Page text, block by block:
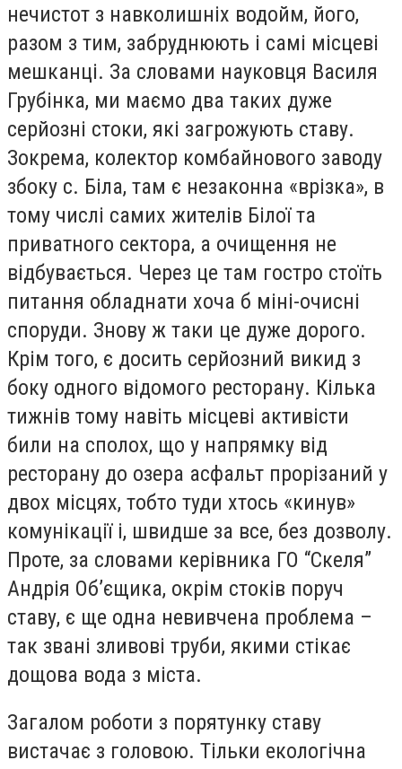
нечистот з навколишніх водойм, його,
разом з тим, забруднюють і самі місцеві
мешканці. За словами науковця Василя
Грубінка, ми маємо два таких дуже
серйозні стоки, які загрожують ставу.
Зокрема, колектор комбайнового заводу
збоку с. Біла, там є незаконна «врізка», в
тому числі самих жителів Білої та
приватного сектора, а очищення не
відбувається. Через це там гостро стоїть
питання обладнати хоча б міні-очисні
споруди. Знову ж таки це дуже дорого.
Крім того, є досить серйозний викид з
боку одного відомого ресторану. Кілька
тижнів тому навіть місцеві активісти
били на сполох, що у напрямку від
ресторану до озера асфальт прорізаний у
двох місцях, тобто туди хтось «кинув»
комунікації і, швидше за все, без дозволу.
Проте, за словами керівника ГО “Скеля”
Андрія Об’єщика, окрім стоків поруч
ставу, є ще одна невивчена проблема –
так звані зливові труби, якими стікає
дощова вода з міста.
Загалом роботи з порятунку ставу
вистачає з головою. Тільки екологічна